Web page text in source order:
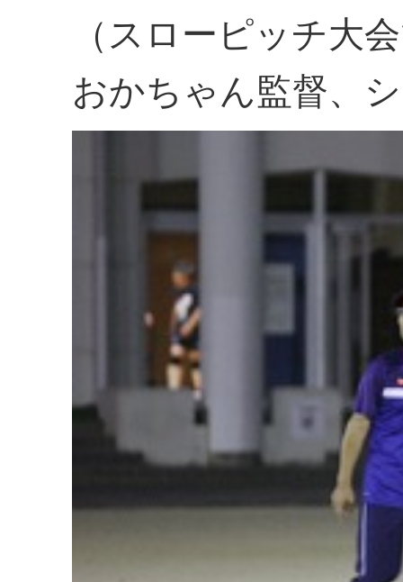
（スローピッチ大
おかちゃん監督、